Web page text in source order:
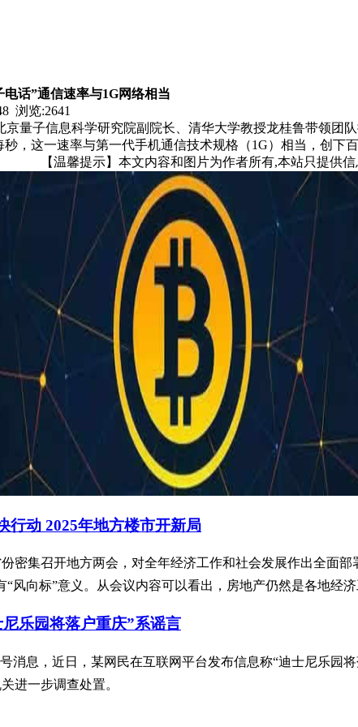
话”通信速率与1G网络相当
浏览:2641
京量子信息科学研究院副院长、清华大学教授龙桂鲁带领团
，这一速率与第一代手机通信技术规格（1G）相当，创下
【温馨提示】本文内容和图片为作者所有,本站只提供
行动 2025年地方楼市开新局
密集召开地方两会，对全年经济工作和社会发展作出全面
“风向标”意义。从会议内容可以看出，房地产仍然是各地经济
尼乐园将落户重庆”系谣言
消息，近日，某网民在互联网平台发布信息称“迪士尼乐
进一步调查处置。